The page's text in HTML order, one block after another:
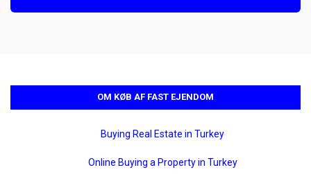
OM KØB AF FAST EJENDOM
Buying Real Estate in Turkey
Online Buying a Property in Turkey